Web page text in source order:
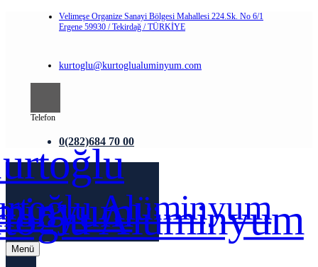
Velimeşe Organize Sanayi Bölgesi Mahallesi 224.Sk. No 6/1
Ergene 59930 / Tekirdağ / TÜRKİYE
kurtoglu@kurtoglualuminyum.com
Telefon
0(282)684 70 00
Menü